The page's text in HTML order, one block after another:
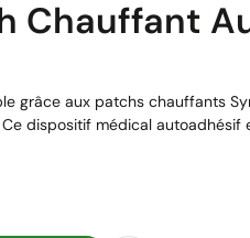
Chauffant
grâce aux patchs chauffants
dispositif médical autoadhésif